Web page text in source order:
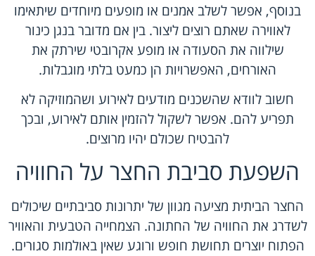
בנוסף, אפשר לשלב אמנים או מופעים מיוחדים שיתאימו
לאווירה שאתם רוצים ליצור. בין אם מדובר בנגן כינור
שילווה את הסעודה או מופע אקרובטי שירתק את
האורחים, האפשרויות הן כמעט בלתי מוגבלות.
חשוב לוודא שהשכנים מודעים לאירוע ושהמוזיקה לא
תפריע להם. אפשר לשקול להזמין אותם לאירוע, ובכך
להבטיח שכולם יהיו מרוצים.
השפעת סביבת החצר על החוויה
החצר הביתית מציעה מגוון של יתרונות סביבתיים שיכולים
לשדרג את החוויה של החתונה. הצמחייה הטבעית והאוויר
הפתוח יוצרים תחושת חופש ורוגע שאין באולמות סגורים.